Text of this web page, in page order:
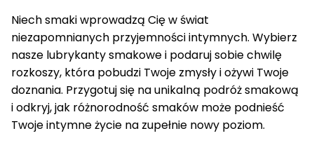
Niech smaki wprowadzą Cię w świat
niezapomnianych przyjemności intymnych. Wybierz
nasze lubrykanty smakowe i podaruj sobie chwilę
rozkoszy, która pobudzi Twoje zmysły i ożywi Twoje
doznania. Przygotuj się na unikalną podróż smakową
i odkryj, jak różnorodność smaków może podnieść
Twoje intymne życie na zupełnie nowy poziom.